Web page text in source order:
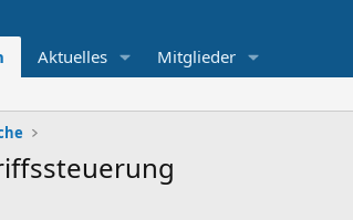
Aktuelles Mitglieder